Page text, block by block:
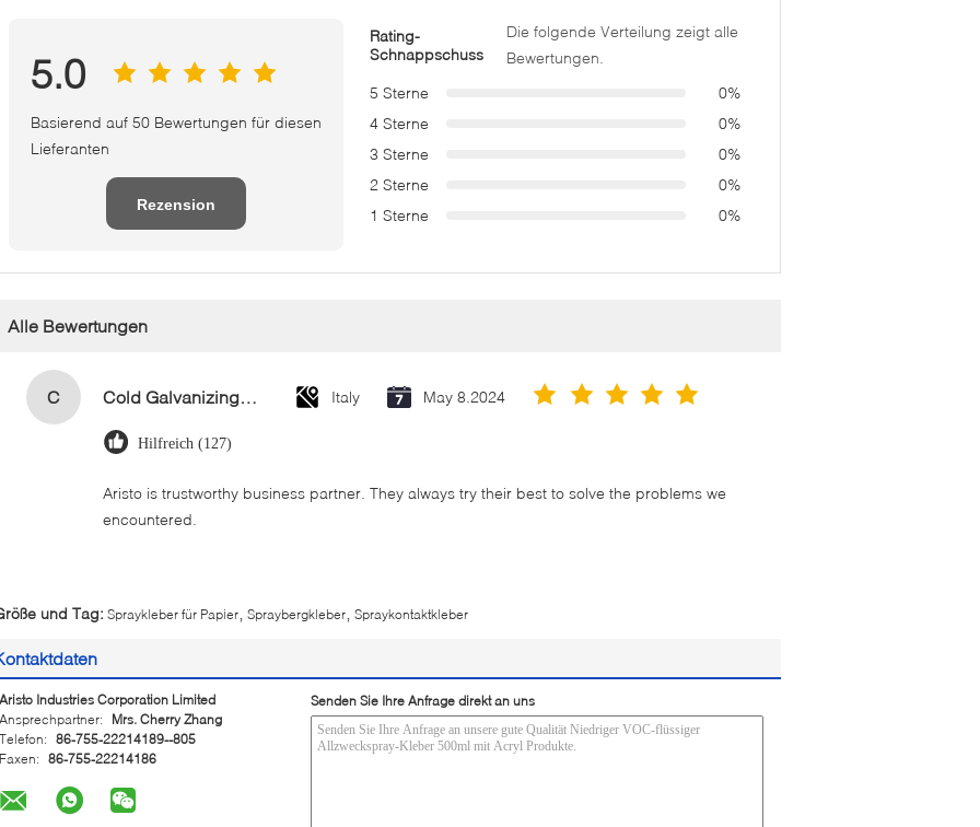
5.0
Basierend auf 50 Bewertungen für diesen
Lieferanten
Rezension
Rating-
Schnappschuss
Die folgende Verteilung zeigt alle
Bewertungen.
5 Sterne
0%
4 Sterne
0%
3 Sterne
0%
2 Sterne
0%
1 Sterne
0%
Alle Bewertungen
C Cold Galvanizing Zinc Spray Paint 400ml Italy May 8.2024
Hilfreich (127)
Aristo is trustworthy business partner. They always try their best to solve the problems we
encountered.
und Tag: Spraykleber für Papier Spraybergkleber Spraykontaktkleber
Aristo Industries Corporation Limited
Ansprechpartner:
Mrs. Cherry Zhang
Telefon: 86-755-22214189--805
Faxen: 86-755-22214186
Senden Sie Ihre Anfrage direkt an uns